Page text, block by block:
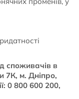
споживачів в
7К, м. Дніпро,
0 800 600 200,